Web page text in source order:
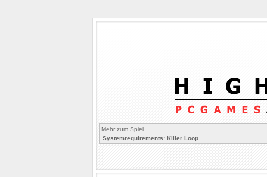
Mehr zum Spiel
Systemrequirements: Killer Loop